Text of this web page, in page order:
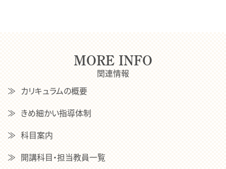
MORE INFO
関連情報
カリキュラムの概要
きめ細かい指導体制
科目案内
開講科目・担当教員一覧